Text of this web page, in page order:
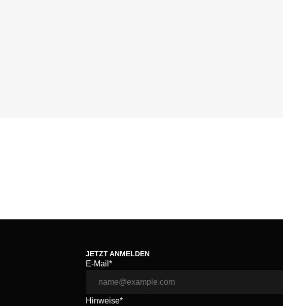
JETZT ANMELDEN
E-Mail*
Hinweise*